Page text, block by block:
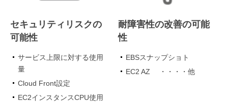
セキュリティリスクの
可能性
サービス上限に対する使用
量
Cloud Front設定
EC2インスタンスCPU使用
耐障害性の改善の可能
性
EBSスナップショト
EC2 AZ ・・・・他